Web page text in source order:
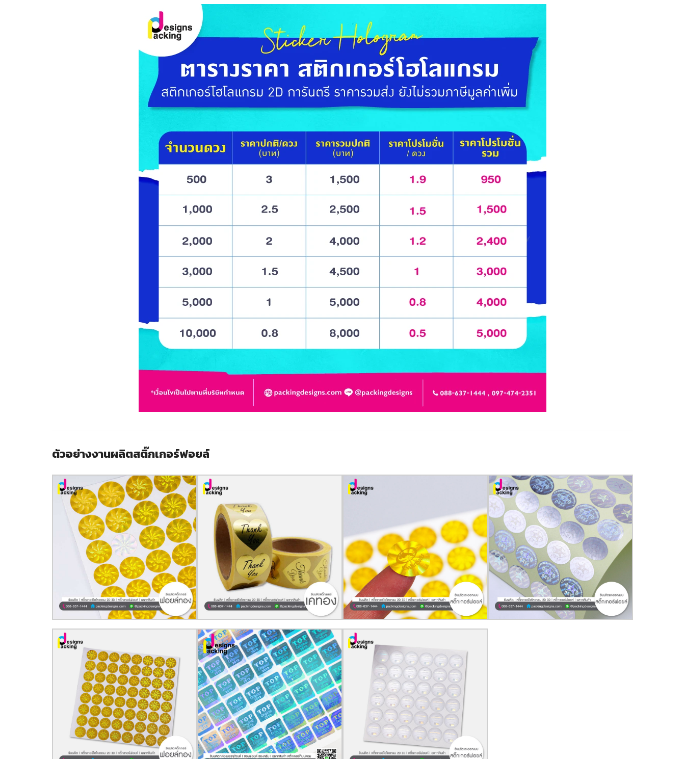
ตัวอย่างงานผลิตสติ๊กเกอร์ฟอยล์